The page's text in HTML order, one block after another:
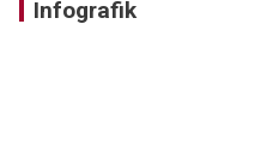
Infografik